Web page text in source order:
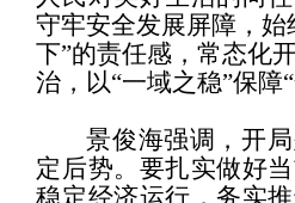
守牢安全发展屏障，
下”的责任感，常态化
治，以“一域之稳”保障“
景俊海强调，开
定后势。要扎实做好
稳定经济运行，务实